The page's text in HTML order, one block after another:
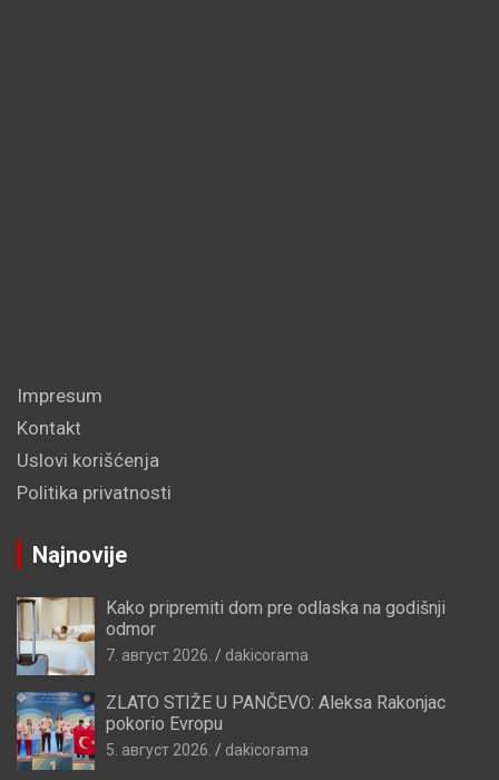
Impresum
Kontakt
Uslovi korišćenja
Politika privatnosti
Najnovije
Kako pripremiti dom pre odlaska na godišnji
odmor
7. август 2026. dakicorama
ZLATO STIŽE U PANČEVO: Aleksa Rakonjac
pokorio Evropu
5. август 2026. dakicorama